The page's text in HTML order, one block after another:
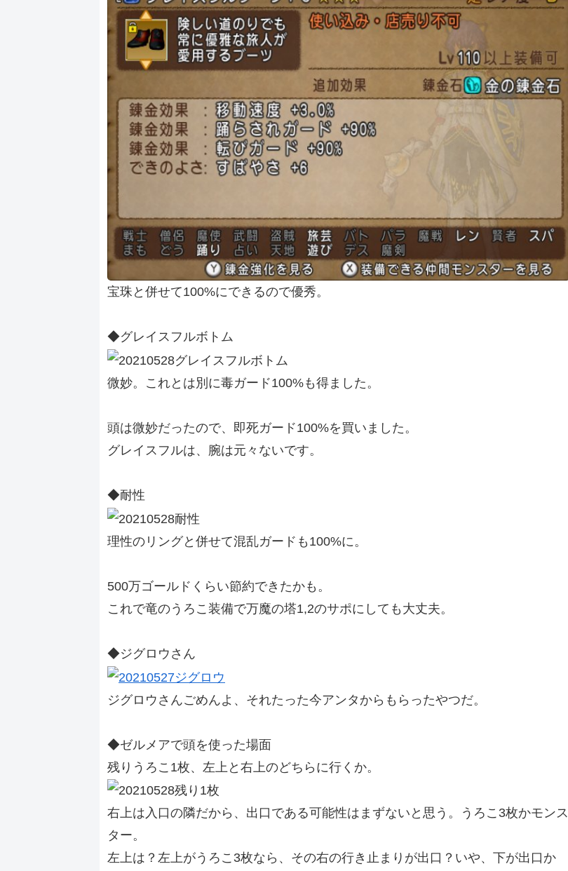
宝珠と併せて100%にできるので優秀。
◆グレイスフルボトム
微妙。これとは別に毒ガード100%も得ました。
頭は微妙だったので、即死ガード100%を買いました。
グレイスフルは、腕は元々ないです。
◆耐性
理性のリングと併せて混乱ガードも100%に。
500万ゴールドくらい節約できたかも。
これで竜のうろこ装備で万魔の塔1,2のサポにしても大丈夫。
◆ジグロウさん
ジグロウさんごめんよ、それたった今アンタからもらったやつだ。
◆ゼルメアで頭を使った場面
残りうろこ1枚、左上と右上のどちらに行くか。
右上は入口の隣だから、出口である可能性はまずないと思う。うろこ3枚かモンス
ター。
左上は？左上がうろこ3枚なら、その右の行き止まりが出口？いや、下が出口か